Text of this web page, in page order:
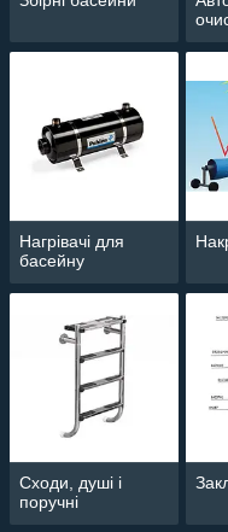
Нагрівачі для
басейну
Сходи, душі і
поручні